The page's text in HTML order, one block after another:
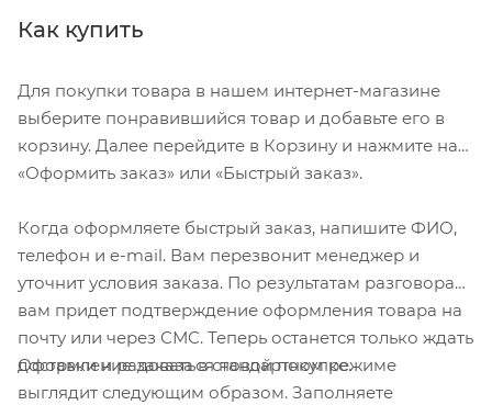
Как купить
Для покупки товара в нашем интернет-магазине
выберите понравившийся товар и добавьте его в
корзину. Далее перейдите в Корзину и нажмите на
«Оформить заказ» или «Быстрый заказ».
Когда оформляете быстрый заказ, напишите ФИО,
телефон и e-mail. Вам перезвонит менеджер и
уточнит условия заказа. По результатам разговора
вам придет подтверждение оформления товара на
почту или через СМС. Теперь останется только ждать
доставки и радоваться новой покупке.
Оформление заказа в стандартном режиме
выглядит следующим образом. Заполняете